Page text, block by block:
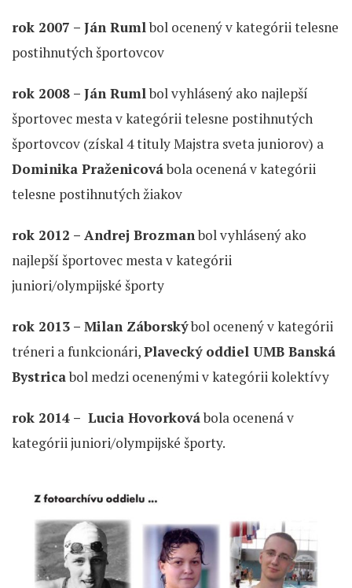
rok 2007 – Ján Rumlbol ocenený v kategórii telesne
postihnutých športovcov
rok 2008 – Ján Rumlbol vyhlásený ako najlepší
športovec mesta v kategórii telesne postihnutých
športovcov (získal 4 tituly Majstra sveta juniorov) a
Dominika Praženicovábola ocenená v kategórii
telesne postihnutých žiakov
rok 2012 – Andrej Brozmanbol vyhlásený ako
najlepší športovec mesta v kategórii
juniori/olympijské športy
rok 2013 – Milan Záborskýbol ocenený v kategórii
tréneri a funkcionári,Plavecký oddiel UMB Banská
Bystricabol medzi ocenenými v kategórii kolektívy
rok 2014 – Lucia Hovorkovábola ocenená v
kategórii juniori/olympijské športy.